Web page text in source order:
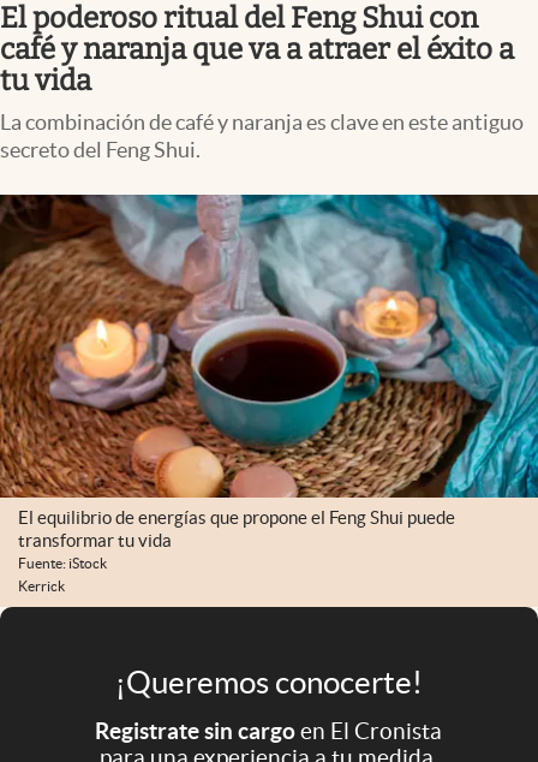
Columnistas
Otras secciones
Infotechnology
Clase
Clima
Mundial 2026
Eventos Corporativos
El Cronista Studio
Mediakit
abre en nueva pestaña
Argentina
El poderoso ritual del Feng Shui con
café y naranja que va a atraer el éxito a
tu vida
La combinación de café y naranja es clave en este antiguo
secreto del Feng Shui.
El equilibrio de energías que propone el Feng Shui puede
transformar tu vida
Fuente: iStock
Kerrick
¡Queremos conocerte!
Registrate sin cargoen El Cronista